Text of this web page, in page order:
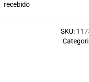
recebido
SKU: